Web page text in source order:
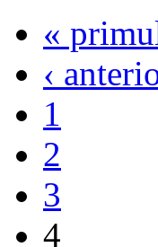
«
‹
1
2
3
4